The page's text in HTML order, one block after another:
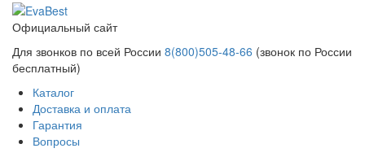
Официальный сайт
Для звонков по всей России 8(800)505-48-66 (звонок по России
бесплатный)
Каталог
Доставка и оплата
Гарантия
Вопросы